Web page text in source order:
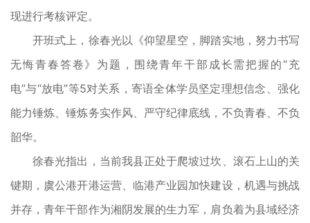
现进行考核评定。
开班式上，徐春光以《仰望星空，脚踏实地，努力书写
无悔青春答卷》为题，围绕青年干部成长需把握的“充
电”与“放电”等5对关系，寄语全体学员坚定理想信念、强化
能力锤炼、锤炼务实作风、严守纪律底线，不负青春、不负
韶华。
徐春光指出，当前我县正处于爬坡过坎、滚石上山的关
键期，虞公港开港运营、临港产业园加快建设，机遇与挑战
并存，青年干部作为湘阴发展的生力军，肩负着为县域经济